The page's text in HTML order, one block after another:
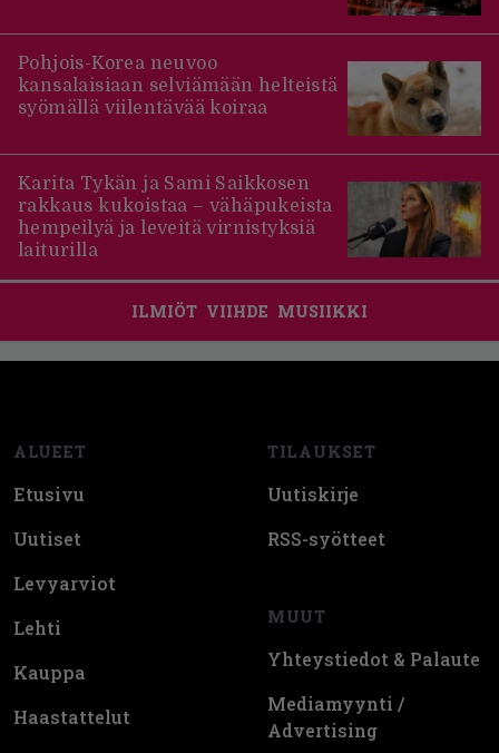
Pohjois-Korea neuvoo
kansalaisiaan selviämään helteistä
syömällä viilentävää koiraa
Karita Tykän ja Sami Saikkosen
rakkaus kukoistaa – vähäpukeista
hempeilyä ja leveitä virnistyksiä
laiturilla
ILMIÖT VIIHDE MUSIIKKI
ALUEET
Etusivu
Uutiset
Levyarviot
Lehti
Kauppa
Haastattelut
TILAUKSET
Uutiskirje
RSS-syötteet
MUUT
Yhteystiedot & Palaute
Mediamyynti /
Advertising